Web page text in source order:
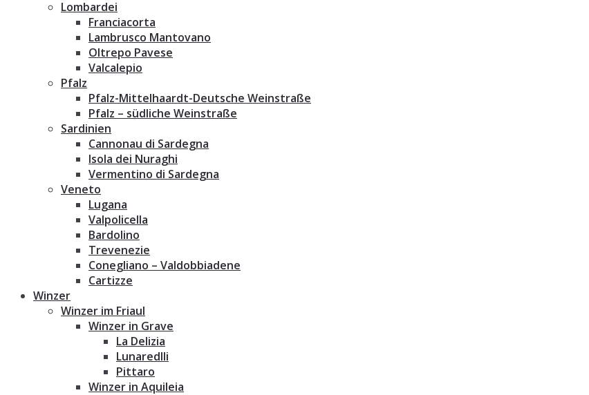
Lombardei
Franciacorta
Lambrusco Mantovano
Oltrepo Pavese
Valcalepio
Pfalz
Pfalz-Mittelhaardt-Deutsche Weinstraße
Pfalz – südliche Weinstraße
Sardinien
Cannonau di Sardegna
Isola dei Nuraghi
Vermentino di Sardegna
Veneto
Lugana
Valpolicella
Bardolino
Trevenezie
Conegliano – Valdobbiadene
Cartizze
Winzer
Winzer im Friaul
Winzer in Grave
La Delizia
Lunaredlli
Pittaro
Winzer in Aquileia